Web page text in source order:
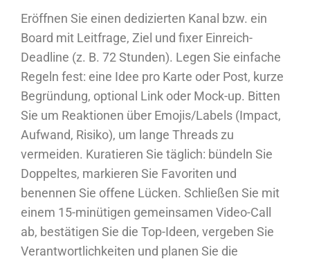
Eröffnen Sie einen dedizierten Kanal bzw. ein
Board mit Leitfrage, Ziel und fixer Einreich-
Deadline (z. B. 72 Stunden). Legen Sie einfache
Regeln fest: eine Idee pro Karte oder Post, kurze
Begründung, optional Link oder Mock-up. Bitten
Sie um Reaktionen über Emojis/Labels (Impact,
Aufwand, Risiko), um lange Threads zu
vermeiden. Kuratieren Sie täglich: bündeln Sie
Doppeltes, markieren Sie Favoriten und
benennen Sie offene Lücken. Schließen Sie mit
einem 15-minütigen gemeinsamen Video-Call
ab, bestätigen Sie die Top-Ideen, vergeben Sie
Verantwortlichkeiten und planen Sie die